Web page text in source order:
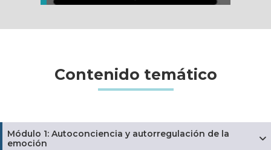
Contenido temático
Módulo 1: Autoconciencia y autorregulación de la
emoción